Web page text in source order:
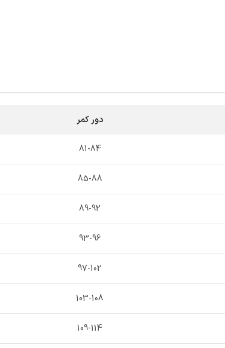
دور کمر
81-84
85-88
89-92
93-96
97-102
103-108
109-114